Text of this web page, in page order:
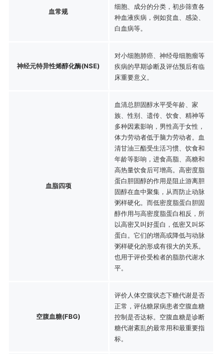
血常规
细胞、成分的分类，初步筛查各
种血液疾病，例如贫血、感染、
白血病等。
神经元特异性烯醇化酶(NSE)
对小细胞肺癌、神经母细胞瘤等
疾病的早期诊断及评估预后有临
床重要意义。
血脂四项
血清总胆固醇水平受年龄、家
族、性别、遗传、饮食、精神等
多种因素影响，男性高于女性，
体力劳动者低于脑力劳动者。血
清甘油三酯受生活习惯、饮食和
年龄等影响，进食高脂、高糖和
高热量饮食后可增高。高密度脂
蛋白胆固醇的作用是阻止游离胆
固醇在血中聚集，从而防止动脉
粥样硬化。而低密度脂蛋白胆固
醇作用与高密度脂蛋白相反，所
以高密又叫好蛋白，低密又叫坏
蛋白。它们的增高或降低与动脉
粥样硬化的形成有很大的关系。
也用于评价受检者的脂肪代谢水
平。
空腹血糖(FBG)
评价人体空腹状态下糖代谢是否
正常，评估糖尿病患者空腹血糖
控制是否达标。空腹血糖是诊断
糖代谢紊乱的最常用和最重要指
标。